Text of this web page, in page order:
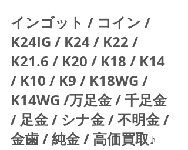
インゴット / コイン /
K24IG / K24 / K22 /
K21.6 / K20 / K18 / K14
/ K10 / K9 / K18WG /
K14WG /万足金 / 千足金
/ 足金 / シナ金 / 不明金 /
金歯 / 純金 / 高価買取♪